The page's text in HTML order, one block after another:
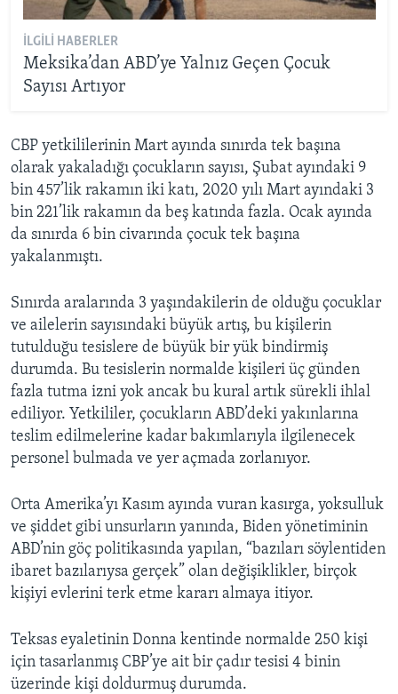
İLGILI HABERLER
Meksika’dan ABD’ye Yalnız Geçen Çocuk
Sayısı Artıyor
CBP yetkililerinin Mart ayında sınırda tek başına
olarak yakaladığı çocukların sayısı, Şubat ayındaki 9
bin 457’lik rakamın iki katı, 2020 yılı Mart ayındaki 3
bin 221’lik rakamın da beş katında fazla. Ocak ayında
da sınırda 6 bin civarında çocuk tek başına
yakalanmıştı.
Sınırda aralarında 3 yaşındakilerin de olduğu çocuklar
ve ailelerin sayısındaki büyük artış, bu kişilerin
tutulduğu tesislere de büyük bir yük bindirmiş
durumda. Bu tesislerin normalde kişileri üç günden
fazla tutma izni yok ancak bu kural artık sürekli ihlal
ediliyor. Yetkililer, çocukların ABD’deki yakınlarına
teslim edilmelerine kadar bakımlarıyla ilgilenecek
personel bulmada ve yer açmada zorlanıyor.
Orta Amerika’yı Kasım ayında vuran kasırga, yoksulluk
ve şiddet gibi unsurların yanında, Biden yönetiminin
ABD’nin göç politikasında yapılan, “bazıları söylentiden
ibaret bazılarıysa gerçek” olan değişiklikler, birçok
kişiyi evlerini terk etme kararı almaya itiyor.
Teksas eyaletinin Donna kentinde normalde 250 kişi
için tasarlanmış CBP’ye ait bir çadır tesisi 4 binin
üzerinde kişi doldurmuş durumda.